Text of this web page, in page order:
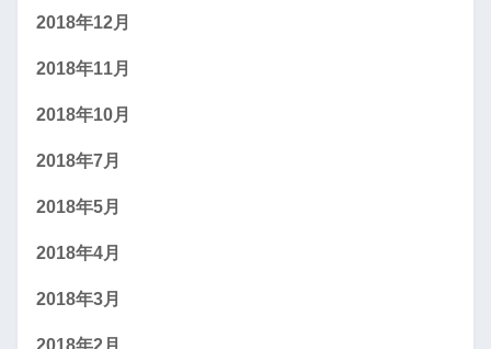
2018年12月
2018年11月
2018年10月
2018年7月
2018年5月
2018年4月
2018年3月